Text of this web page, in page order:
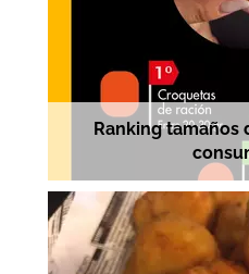
Ranking tamaños